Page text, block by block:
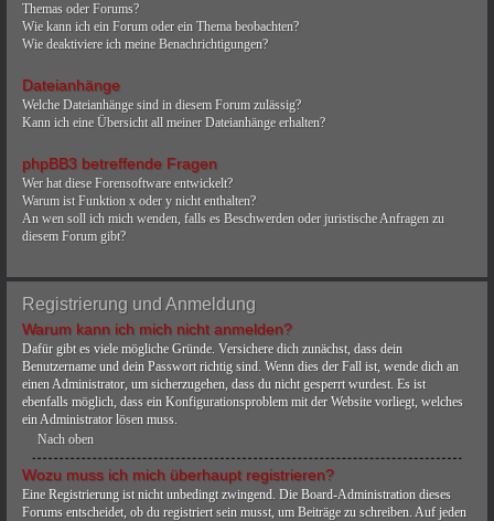
Themas oder Forums?
Wie kann ich ein Forum oder ein Thema beobachten?
Wie deaktiviere ich meine Benachrichtigungen?
Dateianhänge
Welche Dateianhänge sind in diesem Forum zulässig?
Kann ich eine Übersicht all meiner Dateianhänge erhalten?
phpBB3 betreffende Fragen
Wer hat diese Forensoftware entwickelt?
Warum ist Funktion x oder y nicht enthalten?
An wen soll ich mich wenden, falls es Beschwerden oder juristische Anfragen zu
diesem Forum gibt?
Registrierung und Anmeldung
Warum kann ich mich nicht anmelden?
Dafür gibt es viele mögliche Gründe. Versichere dich zunächst, dass dein
Benutzername und dein Passwort richtig sind. Wenn dies der Fall ist, wende dich an
einen Administrator, um sicherzugehen, dass du nicht gesperrt wurdest. Es ist
ebenfalls möglich, dass ein Konfigurationsproblem mit der Website vorliegt, welches
ein Administrator lösen muss.
Nach oben
Wozu muss ich mich überhaupt registrieren?
Eine Registrierung ist nicht unbedingt zwingend. Die Board-Administration dieses
Forums entscheidet, ob du registriert sein musst, um Beiträge zu schreiben. Auf jeden